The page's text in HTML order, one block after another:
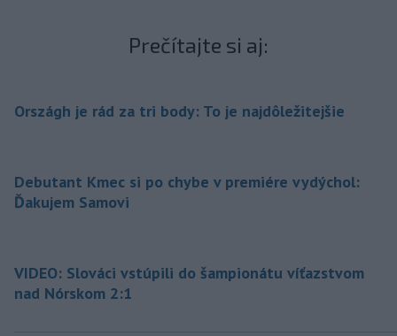
Prečítajte si aj:
Országh je rád za tri body: To je najdôležitejšie
Debutant Kmec si po chybe v premiére vydýchol:
Ďakujem Samovi
VIDEO: Slováci vstúpili do šampionátu víťazstvom
nad Nórskom 2:1